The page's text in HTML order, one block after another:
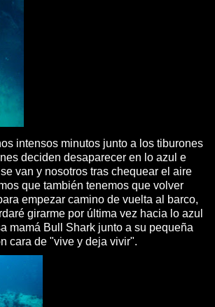
intensos minutos junto a los tiburones
deciden desaparecer en lo azul e
van y nosotros tras chequear el aire
que también tenemos que volver
empezar camino de vuelta al barco,
girarme por última vez hacia lo azul
mamá Bull Shark junto a su pequeña
cara de "vive y deja vivir".